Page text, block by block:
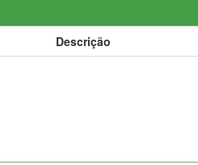
Descrição